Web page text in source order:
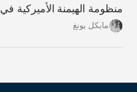
منظومة الهيمنة الأميركية
العام 1990.مايكل يونغ